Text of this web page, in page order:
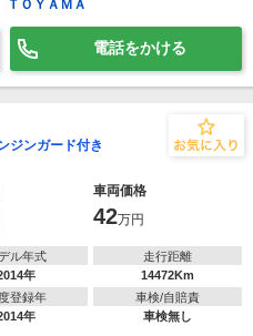
ＯＹＡＭＡ
電話をかける
ジンガード付き
車両価格
42万円
ル年式
年
走行距離
14472Km
登録年
年
車検/自賠責
車検無し